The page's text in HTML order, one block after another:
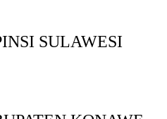
SULAWESI